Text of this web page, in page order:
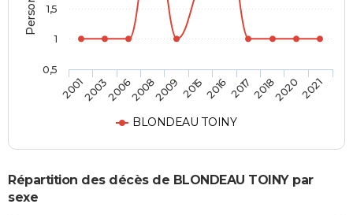
BLONDEAU TOINY
20012003200620082009 201520162017201820202021
0,5
1
1,5
Répartition des décès de BLONDEAU TOINY par
sexe